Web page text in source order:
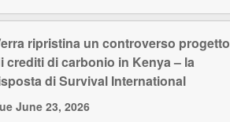
ripristina un controverso progetto
crediti di carbonio in Kenya – la
di Survival International
June 23, 2026